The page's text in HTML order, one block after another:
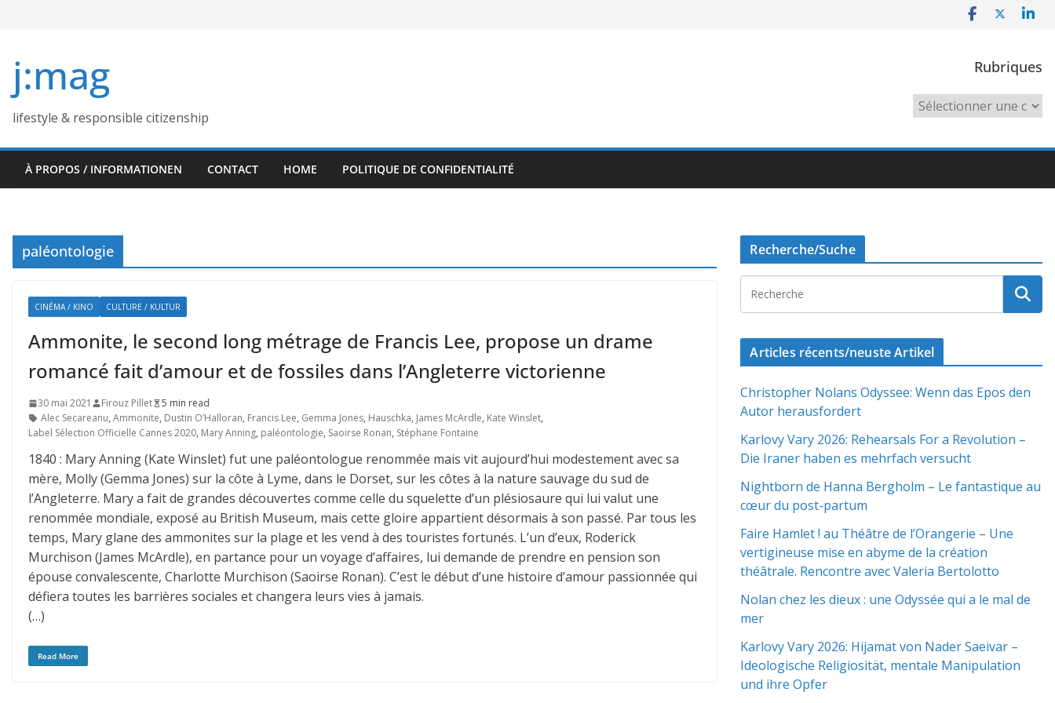
j:mag
lifestyle & responsible citizenship
Rubriques
Rubriques
À PROPOS / INFORMATIONEN CONTACT HOME POLITIQUE DE CONFIDENTIALITÉ
paléontologie
CINÉMA / KINO CULTURE / KULTUR
Ammonite, le second long métrage de Francis Lee, propose un drame
romancé fait d’amour et de fossiles dans l’Angleterre victorienne
30 mai 2021 Firouz Pillet
5 min read
Alec Secareanu, Ammonite, Dustin O’Halloran, Francis Lee, Gemma Jones, Hauschka, James McArdle, Kate Winslet,
Label Sélection Officielle Cannes 2020, Mary Anning, paléontologie, Saoirse Ronan, Stéphane Fontaine
1840 : Mary Anning (Kate Winslet) fut une paléontologue renommée mais vit aujourd’hui modestement avec sa
mère, Molly (Gemma Jones) sur la côte à Lyme, dans le Dorset, sur les côtes à la nature sauvage du sud de
l’Angleterre. Mary a fait de grandes découvertes comme celle du squelette d’un plésiosaure qui lui valut une
renommée mondiale, exposé au British Museum, mais cette gloire appartient désormais à son passé. Par tous les
temps, Mary glane des ammonites sur la plage et les vend à des touristes fortunés. L’un d’eux, Roderick
Murchison (James McArdle), en partance pour un voyage d’affaires, lui demande de prendre en pension son
épouse convalescente, Charlotte Murchison (Saoirse Ronan). C’est le début d’une histoire d’amour passionnée qui
défiera toutes les barrières sociales et changera leurs vies à jamais.
(…)
Read More
Recherche/Suche
Articles récents/neuste Artikel
Christopher Nolans Odyssee: Wenn das Epos den
Autor herausfordert
Karlovy Vary 2026: Rehearsals For a Revolution –
Die Iraner haben es mehrfach versucht
Nightborn de Hanna Bergholm – Le fantastique au
cœur du post-partum
Faire Hamlet ! au Théâtre de l’Orangerie – Une
vertigineuse mise en abyme de la création
théâtrale. Rencontre avec Valeria Bertolotto
Nolan chez les dieux : une Odyssée qui a le mal de
mer
Karlovy Vary 2026: Hijamat von Nader Saeivar​​ –
Ideologische Religiosität, mentale Manipulation
und ihre Opfer